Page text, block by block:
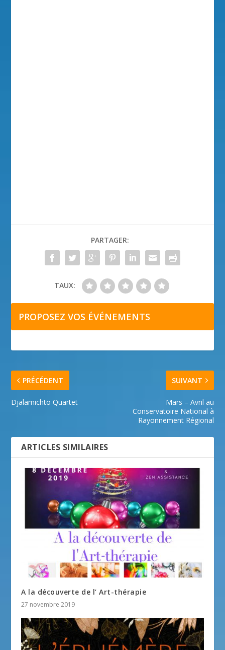
PARTAGER:
TAUX:
PROPOSEZ VOS ÉVÉNEMENTS
PRÉCÉDENT
Djalamichto Quartet
SUIVANT
Mars – Avril au
Conservatoire National à
Rayonnement Régional
ARTICLES SIMILAIRES
A la découverte de l’ Art-thérapie
27 novembre 2019